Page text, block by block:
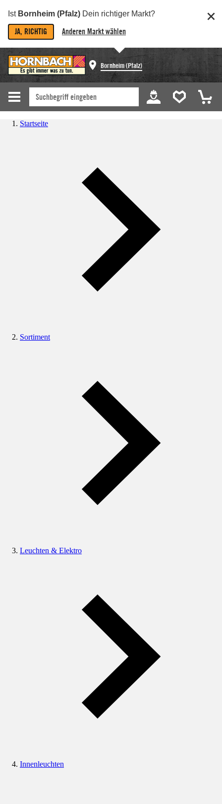
Ist Bornheim (Pfalz) Dein richtiger Markt?
JA, RICHTIG Anderen Markt wählen
Bornheim (Pfalz)
Startseite
Sortiment
Leuchten & Elektro
Innenleuchten